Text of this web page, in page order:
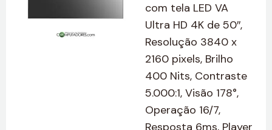
com tela LED VA
Ultra HD 4K de 50″,
Resolução 3840 x
2160 pixels, Brilho
400 Nits, Contraste
5.000:1, Visão 178°,
Operação 16/7,
Resposta 6ms, Player